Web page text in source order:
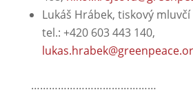
Lukáš Hrábek, tiskový mluvčí
tel.: +420 603 443 140,
……………………………………